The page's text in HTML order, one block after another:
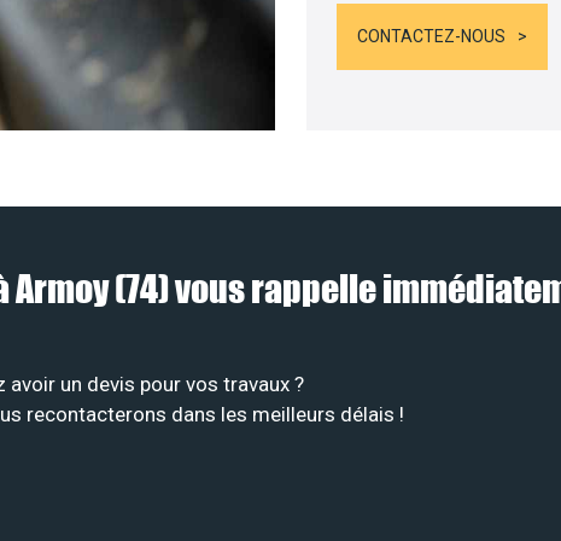
CONTACTEZ-NOUS
(74) vous rappelle
un devis pour vos travaux ?
recontacterons dans les meilleurs délais !